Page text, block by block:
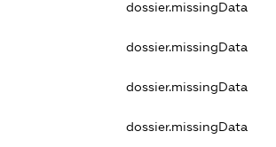
dossier.missingData
dossier.missingData
dossier.missingData
dossier.missingData